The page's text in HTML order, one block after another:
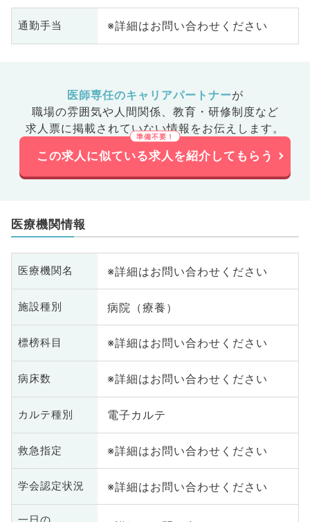
通勤手当 ※詳細はお問い合わせください
医師専任のキャリアパートナーが
職場の雰囲気や人間関係、 教育・研修制度など
求人票に掲載されていない情報をお伝えします。
この求人に似ている求人を紹介してもらう
医療機関情報
医療機関名 ※詳細はお問い合わせください
施設種別 病院（療養）
標榜科目 ※詳細はお問い合わせください
病床数 ※詳細はお問い合わせください
カルテ種別 電子カルテ
救急指定 ※詳細はお問い合わせください
学会認定状況 ※詳細はお問い合わせください